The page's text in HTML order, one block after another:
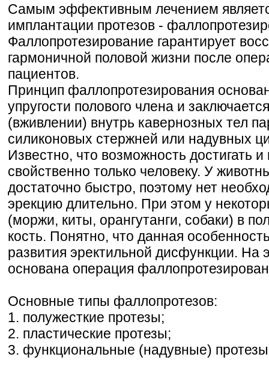
Самым эффективным лечением
имплантации протезов -
Фаллопротезирование гарантирует
гармоничной половой жизни после
пациентов.
Принцип фаллопротезирования
упругости полового члена и
(вживлении) внутрь кавернозных тел
силиконовых стержней или надувных
Известно, что возможность достигать
свойственно только человеку. У
достаточно быстро, поэтому нет
эрекцию длительно. При этом у
(моржи, киты, орангутанги, собаки) в
кость. Понятно, что данная
развития эректильной дисфункции. На
основана операция
Основные типы фаллопротезов:
1. полужесткие протезы;
2. пластические протезы;
3. функциональные (надувные)